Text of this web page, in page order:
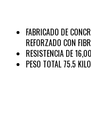
FABRICADO DE
REFORZADO CON
RESISTENCIA DE
PESO TOTAL 75.5